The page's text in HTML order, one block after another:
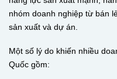
nhóm doanh nghiệp từ bán
sản xuất và dự án.
Một số lý do khiến nhiều
Quốc gồm: